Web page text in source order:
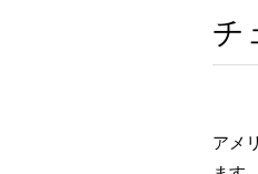
チ
アメ